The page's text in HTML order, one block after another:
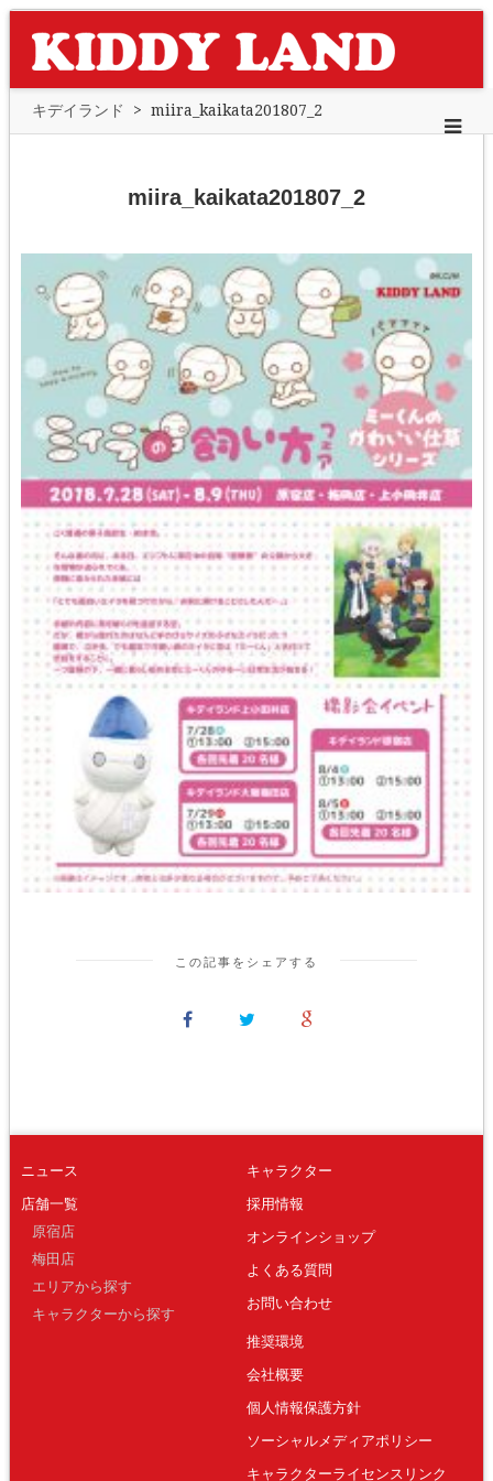
キデイランド > miira_kaikata201807_2
miira_kaikata201807_2
この記事をシェアする
ニュース
店舗一覧
原宿店
梅田店
エリアから探す
キャラクターから探す
キャラクター
採用情報
オンラインショップ
よくある質問
お問い合わせ
推奨環境
会社概要
個人情報保護方針
ソーシャルメディアポリシー
キャラクターライセンスリンク